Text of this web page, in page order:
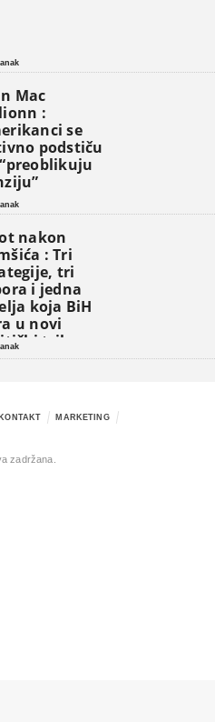
Mac
:
se
podstiču
nakon
: Tri
tri
i jedna
koja BiH
u novi
triler
KONTAKT
MARKETING
zadržana.